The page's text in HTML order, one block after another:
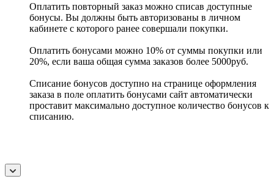
Оплатить повторный заказ можно списав доступные
бонусы. Вы должны быть авторизованы в личном
кабинете с которого ранее совершали покупки.
Оплатить бонусами можно 10% от суммы покупки или
20%, если ваша общая сумма заказов более 5000руб.
Списание бонусов доступно на странице оформления
заказа в поле оплатить бонусами сайт автоматически
проставит максимально доступное количество бонусов к
списанию.